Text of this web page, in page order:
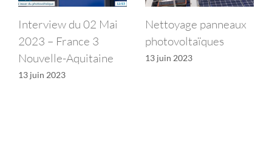
Nettoyage panneaux
photovoltaïques
13 juin 2023
Le Greenwashing,
c’est quoi ?
et exemples